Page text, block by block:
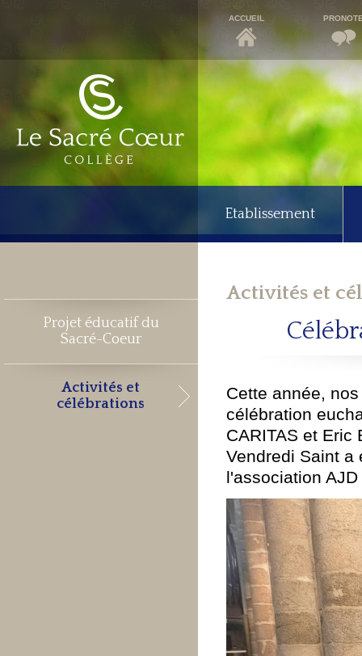
ACCUEIL
Etablissement
Projet éducatif du
Sacré-Coeur
Activités et
célébrations
Activités et
Cette année,
célébration
CARITAS et Eric
Vendredi Saint a
l'association